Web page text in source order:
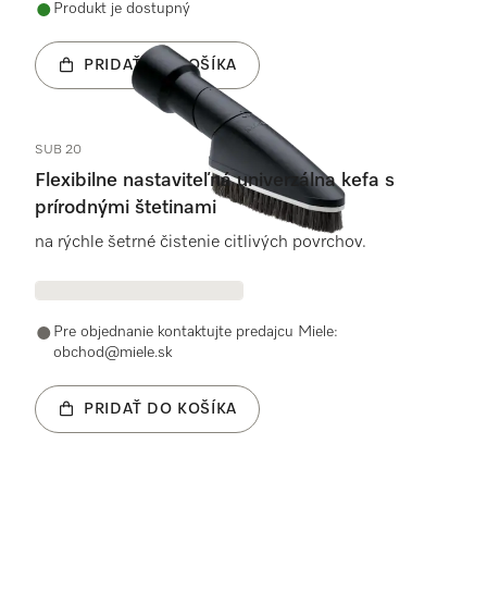
Produkt je dostupný
PRIDAŤ DO KOŠÍKA
SUB 20
Flexibilne nastaviteľná univerzálna kefa s
prírodnými štetinami
na rýchle šetrné čistenie citlivých povrchov.
Pre objednanie kontaktujte predajcu Miele:
obchod@miele.sk
PRIDAŤ DO KOŠÍKA